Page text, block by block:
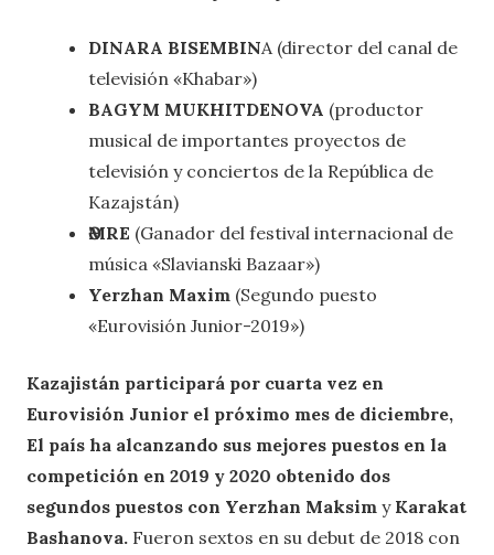
DINARA BISEMBINA (director del canal de
televisión «Khabar»)
BAGYM MUKHITDENOVA (productor
musical de importantes proyectos de
televisión y conciertos de la República de
Kazajstán)
ӘMRE (Ganador del festival internacional de
música «Slavianski Bazaar»)
Yerzhan Maxim (Segundo puesto
«Eurovisión Junior-2019»)
Kazajistán participará por cuarta vez en
Eurovisión Junior el próximo mes de diciembre,
El país ha alcanzando sus mejores puestos en la
competición en 2019 y 2020 obtenido dos
segundos puestos con Yerzhan Maksim yKarakat
Bashanova. Fueron sextos en su debut de 2018 con